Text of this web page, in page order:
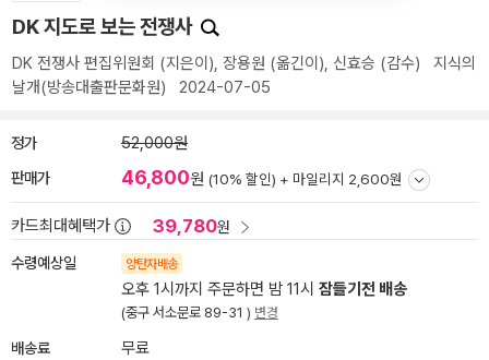
DK 지도로 보는 전쟁사
DK 전쟁사 편집위원회 (지은이), 장용원 (옮긴이), 신효승 (감수) 지식의
날개(방송대출판문화원) 2024-07-05
정가 52,000원
판매가 46,800원 (10% 할인) + 마일리지 2,600원
카드최대혜택가 39,780원
수령예상일 양탄자배송
오후 1시까지 주문하면 밤 11시 잠들기전 배송
(중구 서소문로 89-31 ) 변경
배송료 무료